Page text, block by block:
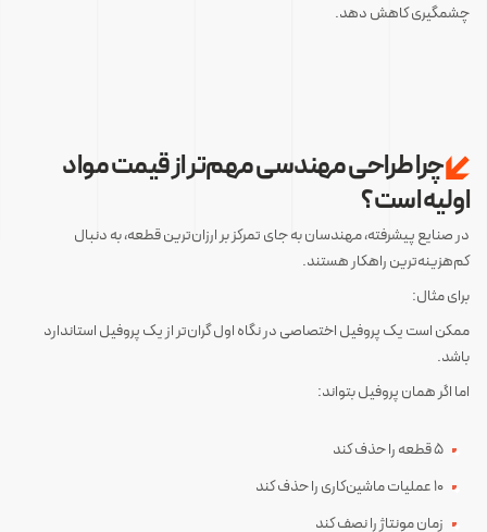
چشمگیری کاهش دهد.
چرا طراحی مهندسی مهم‌تر از قیمت مواد
اولیه است؟
در صنایع پیشرفته، مهندسان به جای تمرکز بر ارزان‌ترین قطعه، به دنبال
کم‌هزینه‌ترین راهکار هستند.
برای مثال:
ممکن است یک پروفیل اختصاصی در نگاه اول گران‌تر از یک پروفیل استاندارد
باشد.
اما اگر همان پروفیل بتواند:
۵ قطعه را حذف کند
۱۰ عملیات ماشین‌کاری را حذف کند
زمان مونتاژ را نصف کند